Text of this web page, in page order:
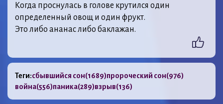
Когда проснулась в голове крутился один
определенный овощ и один фрукт.
Это либо ананас либо баклажан.
Теги:сбывшийся сон(1689)пророческий сон(976)
война(556)паника(289)взрыв(136)